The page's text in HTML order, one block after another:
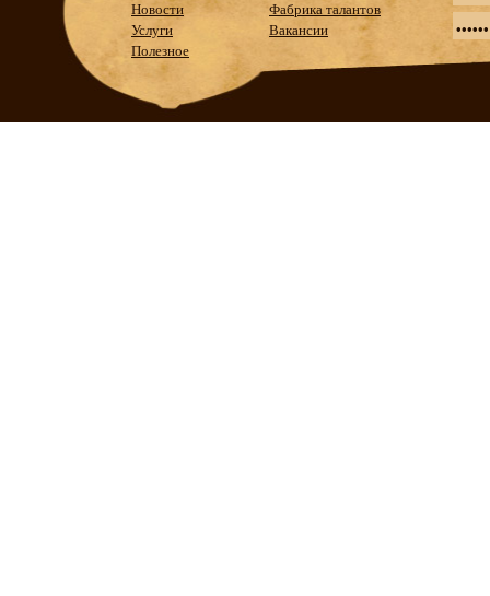
Новости
Услуги
Полезное
Фабрика талантов
Вакансии